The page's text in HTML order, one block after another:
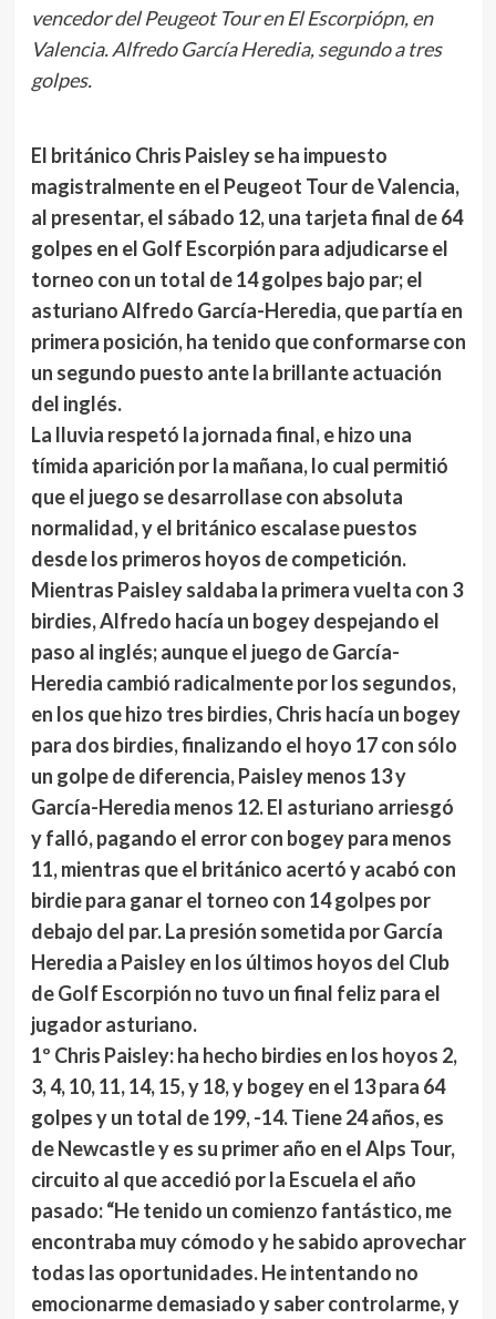
vencedor del Peugeot Tour en El Escorpiópn, en
Valencia. Alfredo García Heredia, segundo a tres
golpes.
El británico Chris Paisley se ha impuesto
magistralmente en el Peugeot Tour de Valencia,
al presentar, el sábado 12, una tarjeta final de 64
golpes en el Golf Escorpión para adjudicarse el
torneo con un total de 14 golpes bajo par; el
asturiano Alfredo García-Heredia, que partía en
primera posición, ha tenido que conformarse con
un segundo puesto ante la brillante actuación
del inglés.
La lluvia respetó la jornada final, e hizo una
tímida aparición por la mañana, lo cual permitió
que el juego se desarrollase con absoluta
normalidad, y el británico escalase puestos
desde los primeros hoyos de competición.
Mientras Paisley saldaba la primera vuelta con 3
birdies, Alfredo hacía un bogey despejando el
paso al inglés; aunque el juego de García-
Heredia cambió radicalmente por los segundos,
en los que hizo tres birdies, Chris hacía un bogey
para dos birdies, finalizando el hoyo 17 con sólo
un golpe de diferencia, Paisley menos 13 y
García-Heredia menos 12. El asturiano arriesgó
y falló, pagando el error con bogey para menos
11, mientras que el británico acertó y acabó con
birdie para ganar el torneo con 14 golpes por
debajo del par. La presión sometida por García
Heredia a Paisley en los últimos hoyos del Club
de Golf Escorpión no tuvo un final feliz para el
jugador asturiano.
1º Chris Paisley:ha hecho birdies en los hoyos 2,
3, 4, 10, 11, 14, 15, y 18, y bogey en el 13 para 64
golpes y un total de 199, -14. Tiene 24 años, es
de Newcastle y es su primer año en el Alps Tour,
circuito al que accedió por la Escuela el año
pasado: “He tenido un comienzo fantástico, me
encontraba muy cómodo y he sabido aprovechar
todas las oportunidades. He intentando no
emocionarme demasiado y saber controlarme, y